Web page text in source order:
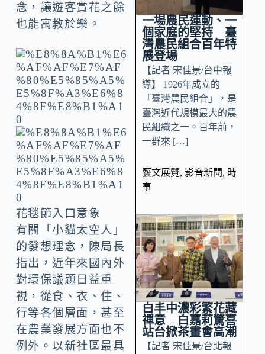
念，讓遊客賞花之餘
也能寓教於樂。
花毯節入口意象
有關「小貓太空人」
的發想理念，陳局長
指出，近年來國內外
對環保議題日益重
視，從食、衣、住、
行等各個層面，甚至
在農業發展方面也不
例外。以新社區最具
一場農民運動、一
個家庭的堅持 臺
灣農民組合百年特
展登場
【記者 宋佳景/台中報
導】 1926年成立的
「臺灣農民組合」，是
臺灣近代規模最大的農
民組織之一。百年前，
一群來 […]
藝文展覽, 影音新聞, 時
事
白丰中濃彩繁花藏
禪意 白嘉莉驚喜
站台掀茶畫會高潮
【記者 宋佳景/台北報